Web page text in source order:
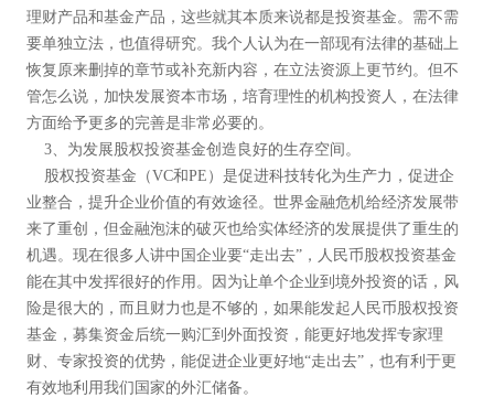
理财产品和基金产品，这些就其本质来说都是投资基金。需不需
要单独立法，也值得研究。我个人认为在一部现有法律的基础上
恢复原来删掉的章节或补充新内容，在立法资源上更节约。但不
管怎么说，加快发展资本市场，培育理性的机构投资人，在法律
方面给予更多的完善是非常必要的。
3、为发展股权投资基金创造良好的生存空间。
股权投资基金（VC和PE）是促进科技转化为生产力，促进企
业整合，提升企业价值的有效途径。世界金融危机给经济发展带
来了重创，但金融泡沫的破灭也给实体经济的发展提供了重生的
机遇。现在很多人讲中国企业要“走出去”，人民币股权投资基金
能在其中发挥很好的作用。因为让单个企业到境外投资的话，风
险是很大的，而且财力也是不够的，如果能发起人民币股权投资
基金，募集资金后统一购汇到外面投资，能更好地发挥专家理
财、专家投资的优势，能促进企业更好地“走出去”，也有利于更
有效地利用我们国家的外汇储备。